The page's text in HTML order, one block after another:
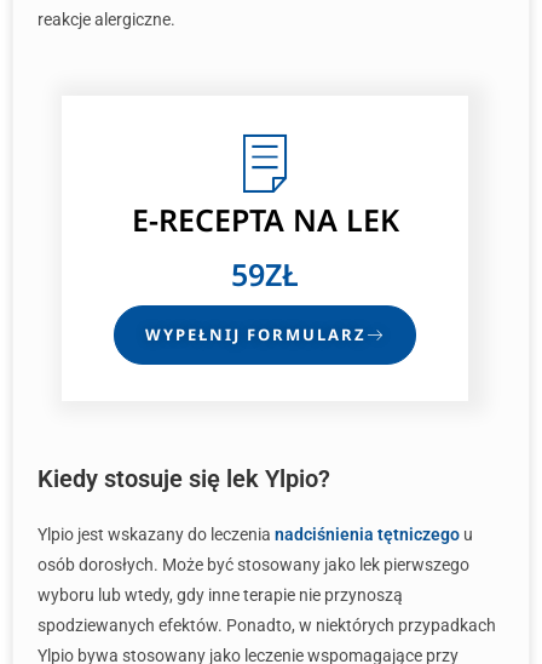
reakcje alergiczne.
E-RECEPTANA LEK
59ZŁ
WYPEŁNIJ FORMULARZ
Kiedy stosuje się lek Ylpio?
Ylpio jest wskazany do leczenia nadciśnienia tętniczego u
osób dorosłych. Może być stosowany jako lek pierwszego
wyboru lub wtedy, gdy inne terapie nie przynoszą
spodziewanych efektów. Ponadto, w niektórych przypadkach
Ylpio bywa stosowany jako leczenie wspomagające przy